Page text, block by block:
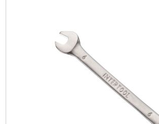
Країна виробник:
Тайвань
Габаритні розміри: 440*323*97 мм
Матеріал виготовлення:
4-32 мм
Кількість одиниць у наборі: 78 вид.
430x290x90 мм